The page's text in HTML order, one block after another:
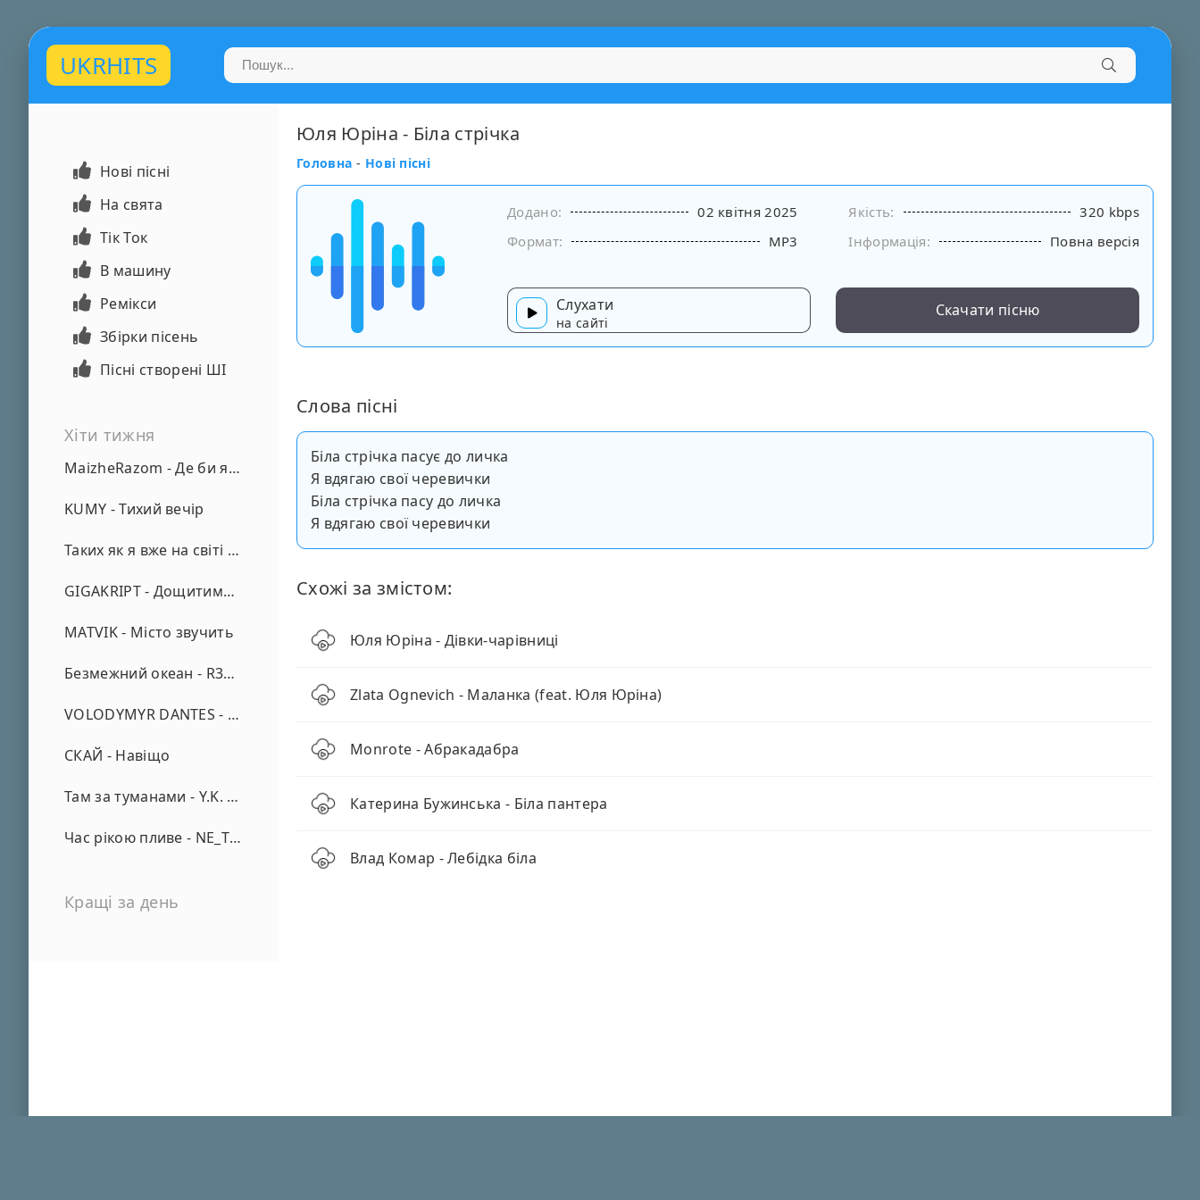
UKRHITS
Нові пісні
На свята
Тік Ток
В машину
Ремікси
Збірки пісень
Пісні створені ШІ
Хіти тижня
MaizheRazom - Де би я не був
KUMY - Тихий вечір
Таких як я вже на світі нема - А. Малярник
GIGAKRIPT - Дощитиме зима
MATVIK - Місто звучить
Безмежний океан - R3phase
VOLODYMYR DANTES - Просто кохаю (REMIX)
СКАЙ - Навіщо
Там за туманами - Y.K. Music
Час рікою пливе - NE_TVOYA_MRIYA
Кращі за день
Юля Юріна - Біла стрічка
Головна - Нові пісні
Додано: 02 квітня 2025 Якість:
320 kbps
Формат:
MP3 Інформація: Повна версія
Слухати
на сайті
Скачати пісню
Слова пісні
Біла стрічка пасує до личка
Я вдягаю свої черевички
Біла стрічка пасу до личка
Я вдягаю свої черевички
Схожі за змістом:
Юля Юріна - Дівки-чарівниці
Zlata Ognevich - Маланка (feat. Юля Юріна)
Monrote - Абракадабра
Катерина Бужинська - Біла пантера
Влад Комар - Лебідка біла